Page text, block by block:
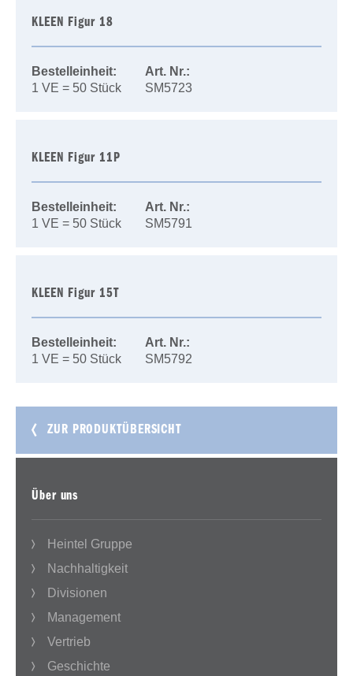
KLEEN Figur 18
Bestelleinheit:
Art. Nr.:
1 VE = 50 Stück
SM5723
KLEEN Figur 11P
Bestelleinheit:
Art. Nr.:
1 VE = 50 Stück
SM5791
KLEEN Figur 15T
Bestelleinheit:
Art. Nr.:
1 VE = 50 Stück
SM5792
ZUR PRODUKTÜBERSICHT
Über uns
Heintel Gruppe
Nachhaltigkeit
Divisionen
Management
Vertrieb
Geschichte